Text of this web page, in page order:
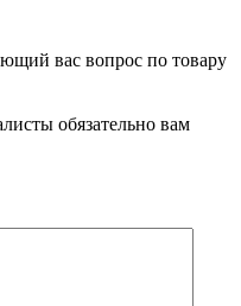
вас вопрос по товару
обязательно вам